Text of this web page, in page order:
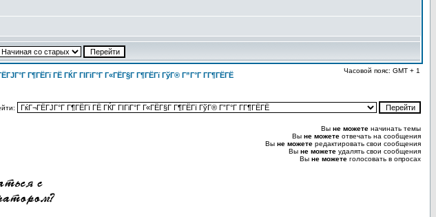
Г¶ГЁГї ГЁ ГЌГ ГІГіГ°Г Г«ГЁГ§Г Г¶ГЁГї ГўГ® Г”Г°Г Г­Г¶ГЁГЁ
Часовой пояс: GMT + 1
Вы не можете начинать темы
Вы не можете отвечать на сообщения
Вы не можете редактировать свои сообщения
Вы не можете удалять свои сообщения
Вы не можете голосовать в опросах